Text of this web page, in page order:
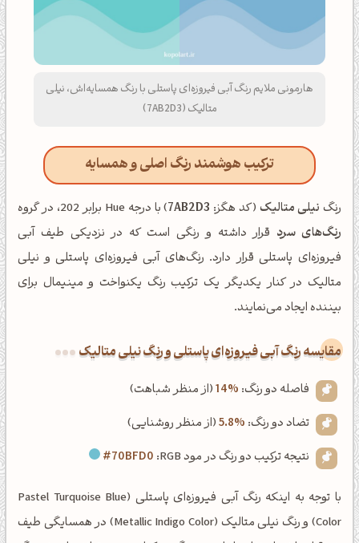
هارمونی ملایم رنگ آبی فیروزه‌ای پاستلی با رنگ همسایه‌اش، نیلی
متالیک (7AB2D3)
ترکیب هوشمند رنگ اصلی و همسایه
رنگ نیلی متالیک(کد هگز: 7AB2D3) با درجه Hue برابر 202، در گروه
رنگ‌های سرد قرار داشته و رنگی است که در نزدیکی طیف آبی
فیروزه‌ای پاستلی قرار دارد. رنگ‌های آبی فیروزه‌ای پاستلی و نیلی
متالیک در کنار یکدیگر یک ترکیب رنگ یکنواخت و مینیمال برای
بیننده ایجاد می‌نمایند.
‌مقایسه رنگ آبی فیروزه‌ای پاستلی و رنگ نیلی متالیک
فاصله دو رنگ: 14%(از منظر شباهت)
تضاد دو رنگ: 5.8%(از منظر روشنایی)
نتیجه ترکیب دو رنگ در مود RGB:
#70BFD0
با توجه به اینکه رنگ آبی فیروزه‌ای پاستلی (Pastel Turquoise Blue
Color) و رنگ نیلی متالیک (Metallic Indigo Color) در همسایگی طیف